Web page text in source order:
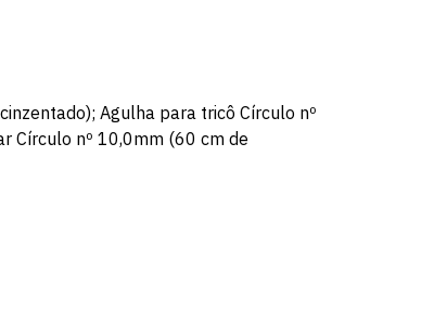
Agulha para tricô Círculo nº
Círculo nº 10,0mm (60 cm de